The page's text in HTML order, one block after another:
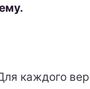
каждого